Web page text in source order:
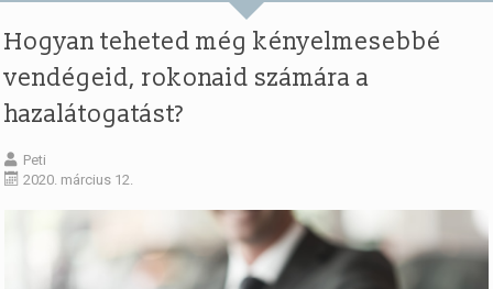
Hogyan teheted még kényelmesebbé
vendégeid, rokonaid számára a
hazalátogatást?
Peti
2020. március 12.